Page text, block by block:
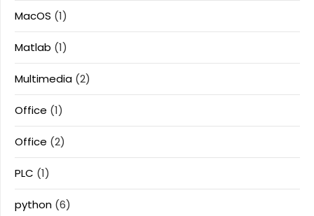
MacOS (1)
Matlab (1)
Multimedia (2)
Office (1)
Office (2)
PLC (1)
python (6)